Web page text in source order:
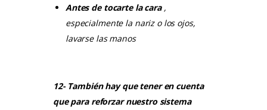
Antes de tocarte la cara,
especialmente la nariz o los ojos,
lavarse las manos
12- También hay que tener en cuenta
que para reforzar nuestro sistema